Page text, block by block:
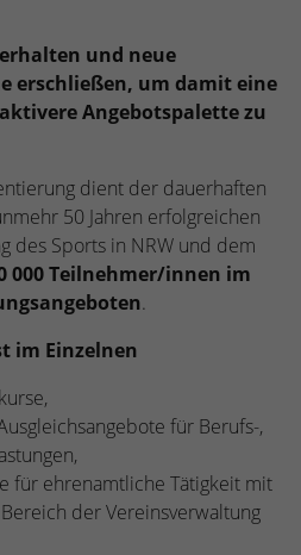
und neue
erschließen, um damit eine
Angebotspalette zu
dient der dauerhaften
50 Jahren erfolgreichen
des Sports in NRW und dem
000 Teilnehmer/innen im
.
im Einzelnen
für Berufs-,
für ehrenamtliche Tätigkeit mit
der Vereinsverwaltung
geschützten Bereichen gewährt.
randoly generierte Nummer
Besucher zu
Das Cookie wird verwendet, um
eine Website nutzen, und hilft
eines Analyseberichts
es der Website geht. Die
Daten umfassen die Anzahl der
die Quelle, aus der sie